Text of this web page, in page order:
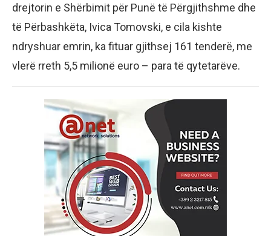
drejtorin e Shërbimit për Punë të Përgjithshme dhe
të Përbashkëta, Ivica Tomovski, e cila kishte
ndryshuar emrin, ka fituar gjithsej 161 tenderë, me
vlerë rreth 5,5 milionë euro – para të qytetarëve.